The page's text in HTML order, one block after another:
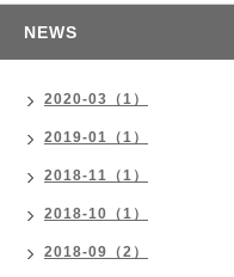
NEWS
2020-03（1）
2019-01（1）
2018-11（1）
2018-10（1）
2018-09（2）